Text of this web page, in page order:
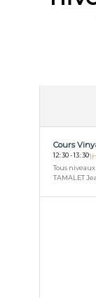
Cours
12:30 - 13:301h
Tous niveaux
TAMALET